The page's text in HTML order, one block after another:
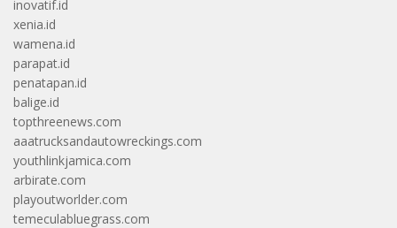
inovatif.id
xenia.id
wamena.id
parapat.id
penatapan.id
balige.id
topthreenews.com
aaatrucksandautowreckings.com
youthlinkjamica.com
arbirate.com
playoutworlder.com
temeculabluegrass.com